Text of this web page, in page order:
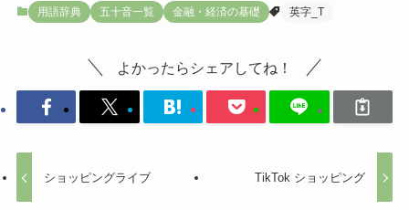
用語辞典 五十音一覧 金融・経済の基礎 英字_T
よかったらシェアしてね！
ショッピングライブ TikTok ショッピング